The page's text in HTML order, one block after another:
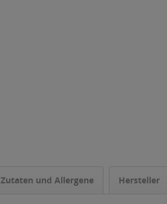
Zutaten und Allergene Hersteller